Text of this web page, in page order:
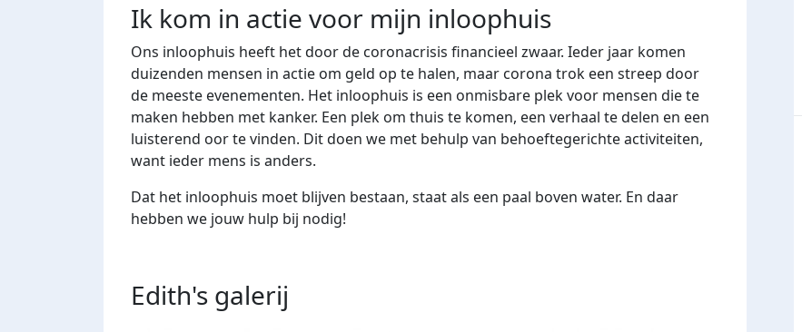
Ik kom in actie voor mijn inloophuis
Ons inloophuis heeft het door de coronacrisis financieel zwaar. Ieder jaar komen
duizenden mensen in actie om geld op te halen, maar corona trok een streep door
de meeste evenementen. Het inloophuis is een onmisbare plek voor mensen die te
maken hebben met kanker. Een plek om thuis te komen, een verhaal te delen en een
luisterend oor te vinden. Dit doen we met behulp van behoeftegerichte activiteiten,
want ieder mens is anders.
Dat het inloophuis moet blijven bestaan, staat als een paal boven water. En daar
hebben we jouw hulp bij nodig!
Edith's galerij